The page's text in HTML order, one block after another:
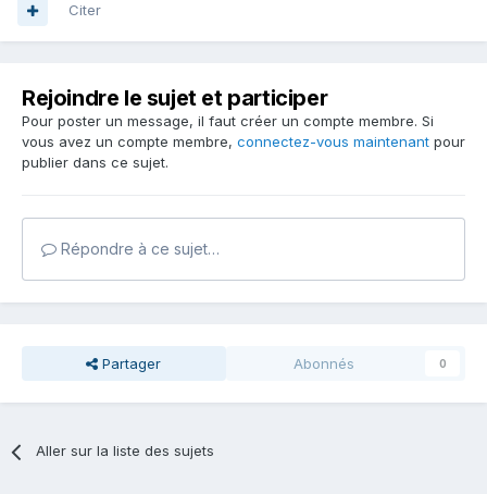
Citer
Rejoindre le sujet et participer
Pour poster un message, il faut créer un compte membre. Si
vous avez un compte membre, connectez-vous maintenant pour
publier dans ce sujet.
Répondre à ce sujet…
Partager Abonnés 0
Aller sur la liste des sujets